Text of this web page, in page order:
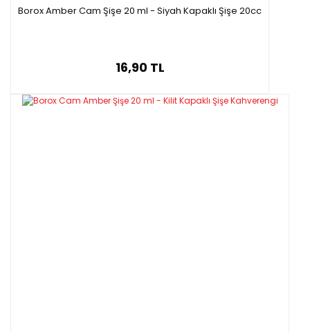
Borox Amber Cam Şişe 20 ml - Siyah Kapaklı Şişe 20cc
16,90 TL